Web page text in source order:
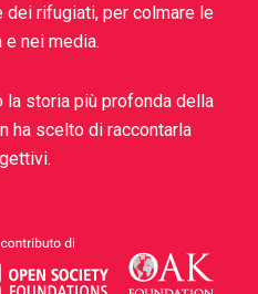
rifugiati, per colmare le
e nei media.
la storia più profonda della
ha scelto di raccontarla